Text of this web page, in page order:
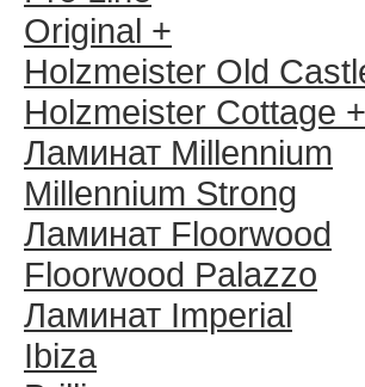
Original +
Holzmeister Old
Holzmeister Cottage +
Ламинат Millennium
Millennium Strong
Ламинат Floorwood
Floorwood Palazzo
Ламинат Imperial
Ibiza